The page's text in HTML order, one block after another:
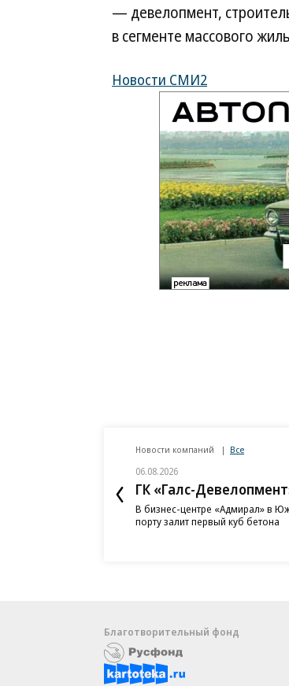
— девелопмент,
в сегменте массового
Новости СМИ2
Новости компаний Все
06.08.2026
ГК «Галс-
В бизнес-центре «Адмирал» в
порту залит первый куб бетона
Благотворительный фонд